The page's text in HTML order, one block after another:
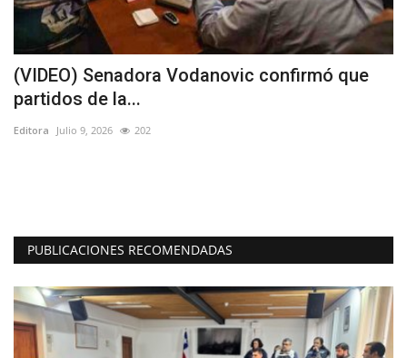
(VIDEO) Senadora Vodanovic confirmó que
partidos de la...
Editora Julio 9, 2026 202
PUBLICACIONES RECOMENDADAS